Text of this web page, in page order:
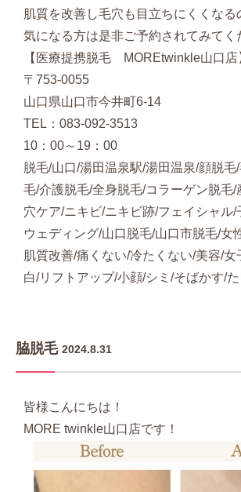
肌質を改善し毛穴も目立ちにくくなる
気になる方は是非ご予約されてみてく
【医療提携脱毛 MOREtwinkle山口店
〒753-0055
山口県山口市今井町6-14
TEL：083-092-3513
10：00～19：00
脱毛/山口/湯田温泉駅/湯田温泉/顔脱毛
毛/介護脱毛/全身脱毛/コラーゲン脱毛/
穴ケア/ニキビ/ニキビ跡/フェイシャル/
ウェディング/山口脱毛/山口市脱毛/女
肌質改善/痛くない/冷たくない/美容/女
白/リフトアップ/小顔/シミ/そばかす/
脇脱毛 2024.8.31
皆様こんにちは！
MORE twinkle山口店です！